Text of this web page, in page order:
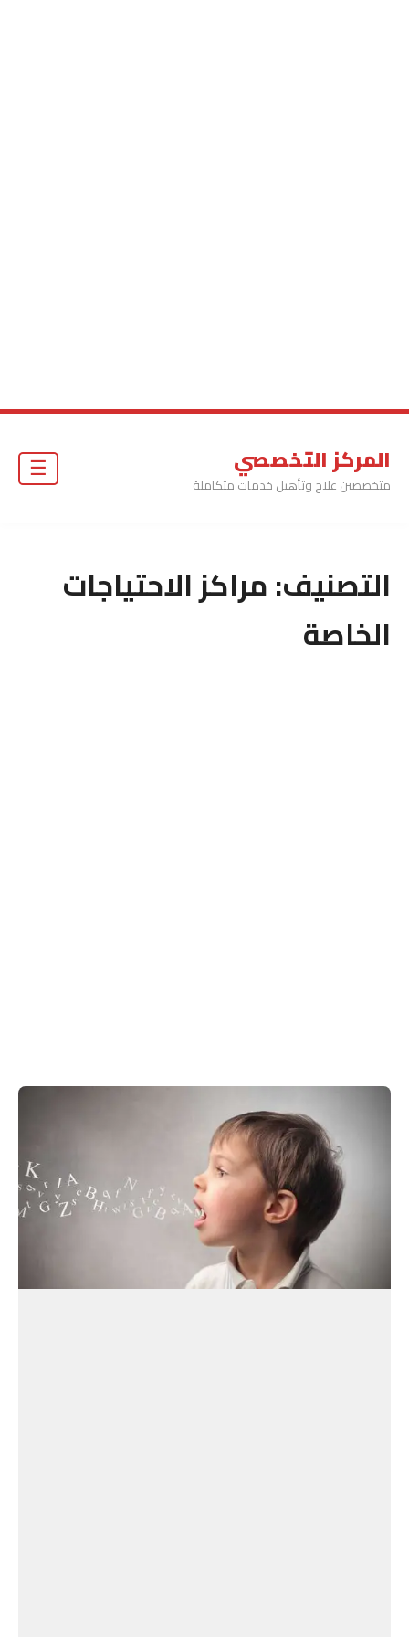
المركز التخصصي
متخصصين علاج وتأهيل خدمات متكاملة
التصنيف:مراكز الاحتياجات
الخاصة